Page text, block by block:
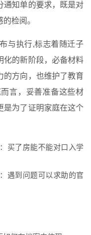
通知单的要求，既是对
检阅。
与执行,标志着随迁子
化的新阶段，必备材料
的方向，也维护了教育
言，妥善准备这些材
是为了证明家庭在这个
买了房能不能对口入学
遇到问题可以求助的官